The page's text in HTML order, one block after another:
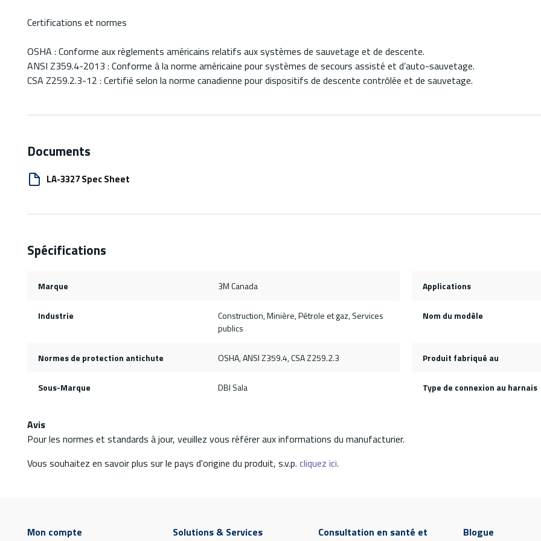
Certifications et normes
OSHA : Conforme aux règlements américains relatifs aux systèmes de sauvetage et de descente.
ANSI Z359.4-2013 : Conforme à la norme américaine pour systèmes de secours assisté et d’auto-sauvetage.
CSA Z259.2.3-12 : Certifié selon la norme canadienne pour dispositifs de descente contrôlée et de sauvetage.
Documents
LA-3327 Spec Sheet
Spécifications
Marque 3M Canada Applications
Industrie
Construction, Minière, Pétrole et gaz, Services
publics
Nom du modèle
Normes de protection antichute OSHA, ANSI Z359.4, CSA Z259.2.3 Produit fabriqué au
Sous-Marque DBI Sala Type de connexion au harnais
Avis
Pour les normes et standards à jour, veuillez vous référer aux informations du manufacturier.
Vous souhaitez en savoir plus sur le pays d'origine du produit, s.v.p. cliquez ici.
Mon compte Solutions & Services
Consultation en santé et
Blogue